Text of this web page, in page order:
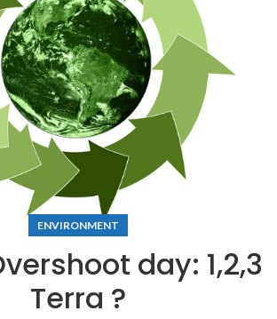
ENVIRONMENT
day: 1,2,3
Terra ?